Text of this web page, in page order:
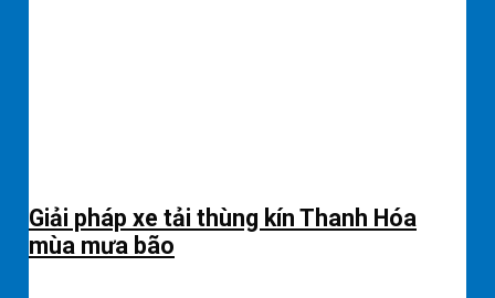
Giải pháp xe tải thùng kín Thanh Hóa
mùa mưa bão